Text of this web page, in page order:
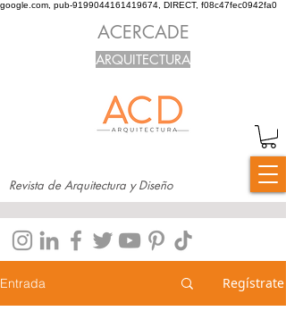
google.com, pub-9199044161419674, DIRECT, f08c47fec0942fa0
Revista de Arquitectura y Diseño
ACERCADE
ARQUITECTURA
Entrada Regístrate